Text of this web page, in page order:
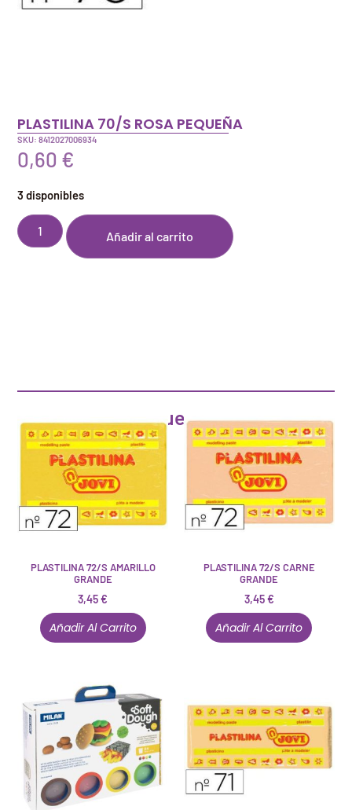
PLASTILINA 70/S ROSA PEQUEÑA
SKU: 8412027006934
0,60 €
3 disponibles
Añadir al carrito
Artículos que pueden interesarte
PLASTILINA 72/S AMARILLO
GRANDE
3,45€
Añadir Al Carrito
PLASTILINA 72/S CARNE
GRANDE
3,45€
Añadir Al Carrito